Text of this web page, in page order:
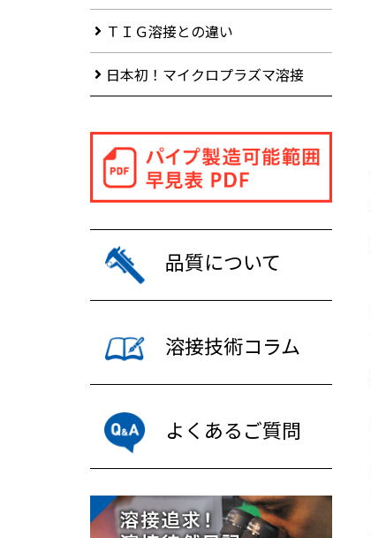
ＴＩＧ溶接との違い
日本初！マイクロプラズマ溶接
品質について
溶接技術コラム
よくあるご質問